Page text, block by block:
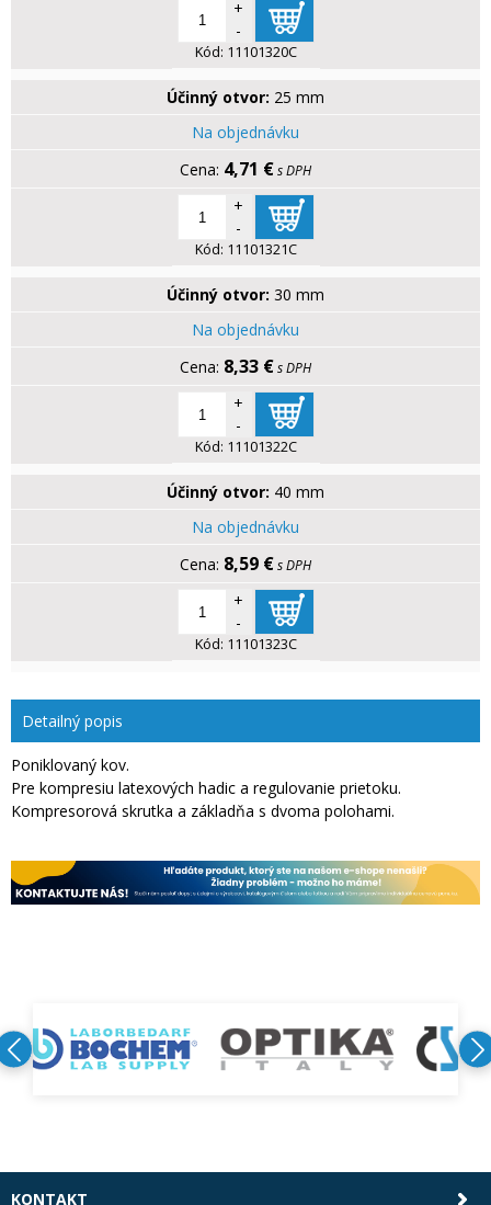
+
-
Kód: 11101320C
Účinný otvor: 25 mm
Na objednávku
4,71 €s DPH
+
-
Kód: 11101321C
Účinný otvor: 30 mm
Na objednávku
8,33 €s DPH
+
-
Kód: 11101322C
Účinný otvor: 40 mm
Na objednávku
8,59 €s DPH
+
-
Kód: 11101323C
Detailný popis
Poniklovaný kov.
Pre kompresiu latexových hadic a regulovanie prietoku.
Kompresorová skrutka a základňa s dvoma polohami.
KONTAKT